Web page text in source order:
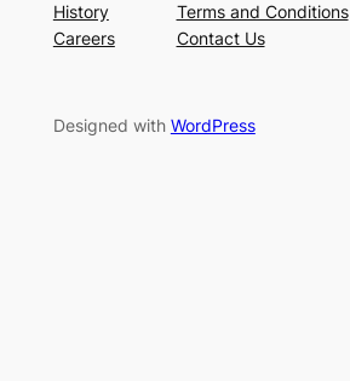
History
Careers
Terms and Conditions
Contact Us
Designed with WordPress